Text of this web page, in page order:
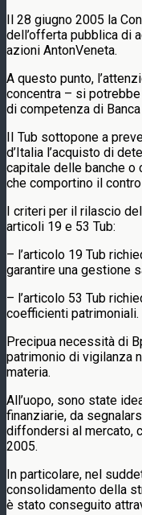
Il 28 giugno 2005 la
dell’offerta pubblica di
azioni AntonVeneta.
A questo punto,
concentra – si
di competenza di Banca
II Tub sottopone a
d’Italia l’acquisto di
capitale delle banche o
che comportino il
I criteri per il rilascio
articoli 19 e 53 Tub:
– l’articolo 19 Tub
garantire una gestione
– l’articolo 53 Tub
coefficienti patrimoniali.
Precipua necessità di
patrimonio di vigilanza
materia.
All’uopo, sono state
finanziarie, da
diffondersi al mercato,
2005.
In particolare, nel
consolidamento della
è stato conseguito